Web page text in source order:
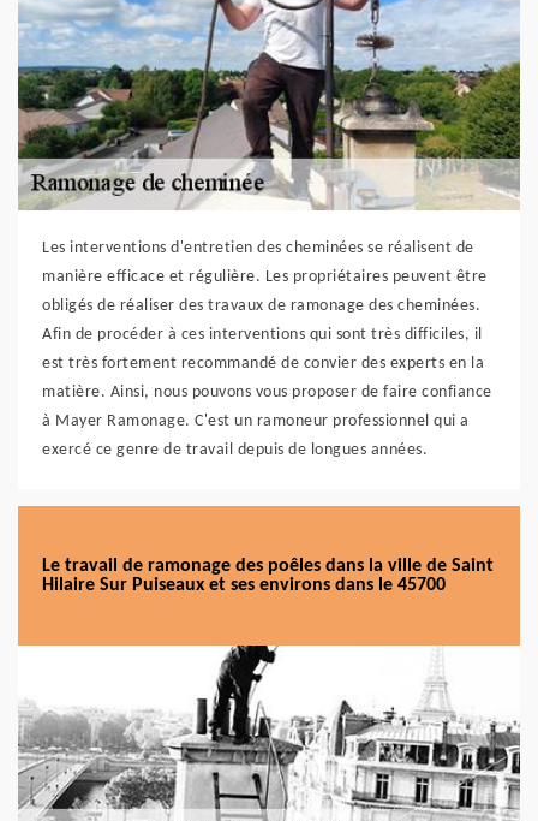
Les interventions d'entretien des cheminées se réalisent de
manière efficace et régulière. Les propriétaires peuvent être
obligés de réaliser des travaux de ramonage des cheminées.
Afin de procéder à ces interventions qui sont très difficiles, il
est très fortement recommandé de convier des experts en la
matière. Ainsi, nous pouvons vous proposer de faire confiance
à Mayer Ramonage. C'est un ramoneur professionnel qui a
exercé ce genre de travail depuis de longues années.
Le travail de ramonage des poêles dans la ville de Saint
Hilaire Sur Puiseaux et ses environs dans le 45700